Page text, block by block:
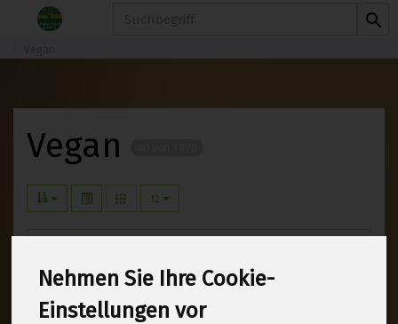
Nehmen Sie Ihre Cookie-
Einstellungen vor
Vegan
12
Milchalternativen, Diverses